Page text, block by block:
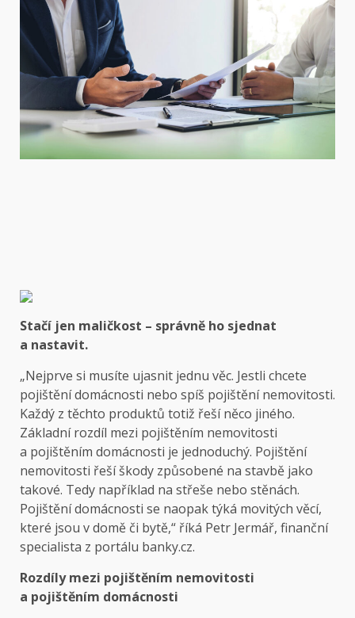
Stačí jen maličkost – správně ho sjednat
a nastavit.
„Nejprve si musíte ujasnit jednu věc. Jestli chcete
pojištění domácnosti nebo spíš pojištění nemovitosti.
Každý z těchto produktů totiž řeší něco jiného.
Základní rozdíl mezi pojištěním nemovitosti
a pojištěním domácnosti je jednoduchý. Pojištění
nemovitosti řeší škody způsobené na stavbě jako
takové. Tedy například na střeše nebo stěnách.
Pojištění domácnosti se naopak týká movitých věcí,
které jsou v domě či bytě,“ říká Petr Jermář, finanční
specialista z portálu banky.cz.
Rozdíly mezi pojištěním nemovitosti
a pojištěním domácnosti